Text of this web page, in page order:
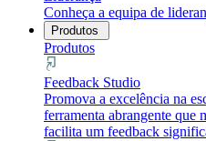
Conheça a equipa de
Produtos
Produtos
Feedback Studio
Promova a excelência na
ferramenta abrangente que
facilita um feedback